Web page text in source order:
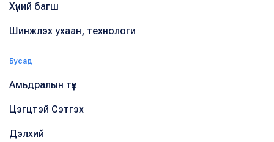
Хүний багш
Шинжлэх ухаан, технологи
Бусад
Амьдралын түүх
Цэгцтэй Сэтгэх
Дэлхий